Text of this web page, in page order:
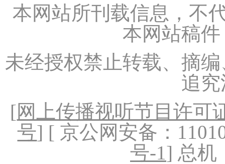
本网站所刊载信息，不
本网站稿
未经授权禁止转载、摘
追
[网上传播视听节目许可
号] [ 京公网安备：
号-1] 总机